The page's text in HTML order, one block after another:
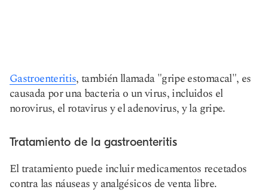
Gastroenteritis, también llamada "gripe estomacal", es
causada por una bacteria o un virus, incluidos el
norovirus, el rotavirus y el adenovirus, y la gripe.
Tratamiento de la gastroenteritis
El tratamiento puede incluir medicamentos recetados
contra las náuseas y analgésicos de venta libre.